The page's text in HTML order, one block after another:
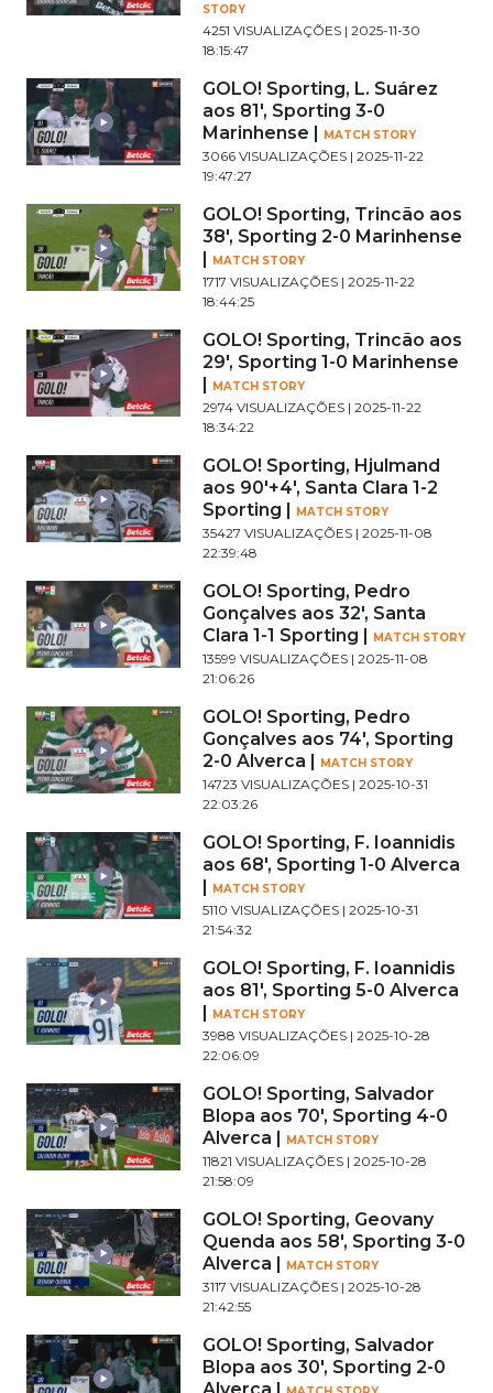
STORY
4251 VISUALIZAÇÕES | 2025-11-30
18:15:47
GOLO! Sporting, L. Suárez
aos 81', Sporting 3-0
Marinhense |
MATCH STORY
3066 VISUALIZAÇÕES | 2025-11-22
19:47:27
GOLO! Sporting, Trincão aos
38', Sporting 2-0 Marinhense
MATCH STORY
1717 VISUALIZAÇÕES | 2025-11-22
18:44:25
GOLO! Sporting, Trincão aos
29', Sporting 1-0 Marinhense
MATCH STORY
2974 VISUALIZAÇÕES | 2025-11-22
18:34:22
GOLO! Sporting, Hjulmand
aos 90'+4', Santa Clara 1-2
Sporting |
MATCH STORY
35427 VISUALIZAÇÕES | 2025-11-08
22:39:48
GOLO! Sporting, Pedro
Gonçalves aos 32', Santa
Clara 1-1 Sporting |
MATCH STORY
13599 VISUALIZAÇÕES | 2025-11-08
21:06:26
GOLO! Sporting, Pedro
Gonçalves aos 74', Sporting
2-0 Alverca |
MATCH STORY
14723 VISUALIZAÇÕES | 2025-10-31
22:03:26
GOLO! Sporting, F. Ioannidis
aos 68', Sporting 1-0 Alverca
MATCH STORY
5110 VISUALIZAÇÕES | 2025-10-31
21:54:32
GOLO! Sporting, F. Ioannidis
aos 81', Sporting 5-0 Alverca
MATCH STORY
3988 VISUALIZAÇÕES | 2025-10-28
22:06:09
GOLO! Sporting, Salvador
Blopa aos 70', Sporting 4-0
Alverca |
MATCH STORY
11821 VISUALIZAÇÕES | 2025-10-28
21:58:09
GOLO! Sporting, Geovany
Quenda aos 58', Sporting 3-0
Alverca |
MATCH STORY
3117 VISUALIZAÇÕES | 2025-10-28
21:42:55
GOLO! Sporting, Salvador
Blopa aos 30', Sporting 2-0